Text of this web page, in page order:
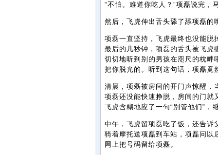
“不怕。难道你吃人？”项磊说完，
然后，飞虎伸出舌头舔了舔项磊的
项磊一直坚持，飞虎最终也没能脱
最后的几秒钟，项磊的舌头被飞虎
切切地听到别的男孩在咫尺的枕畔
把你脱光的。听到这句话，项磊竟
清晨，项磊被房间的开门声惊醒，
项磊还没能快速挣脱，房间的门就
飞虎含糊地应了一句“别管他们”，
中午，飞虎留项磊吃了饭，还告诉
骑着摩托送项磊到车站，项磊问以
网上把号码留给项磊。